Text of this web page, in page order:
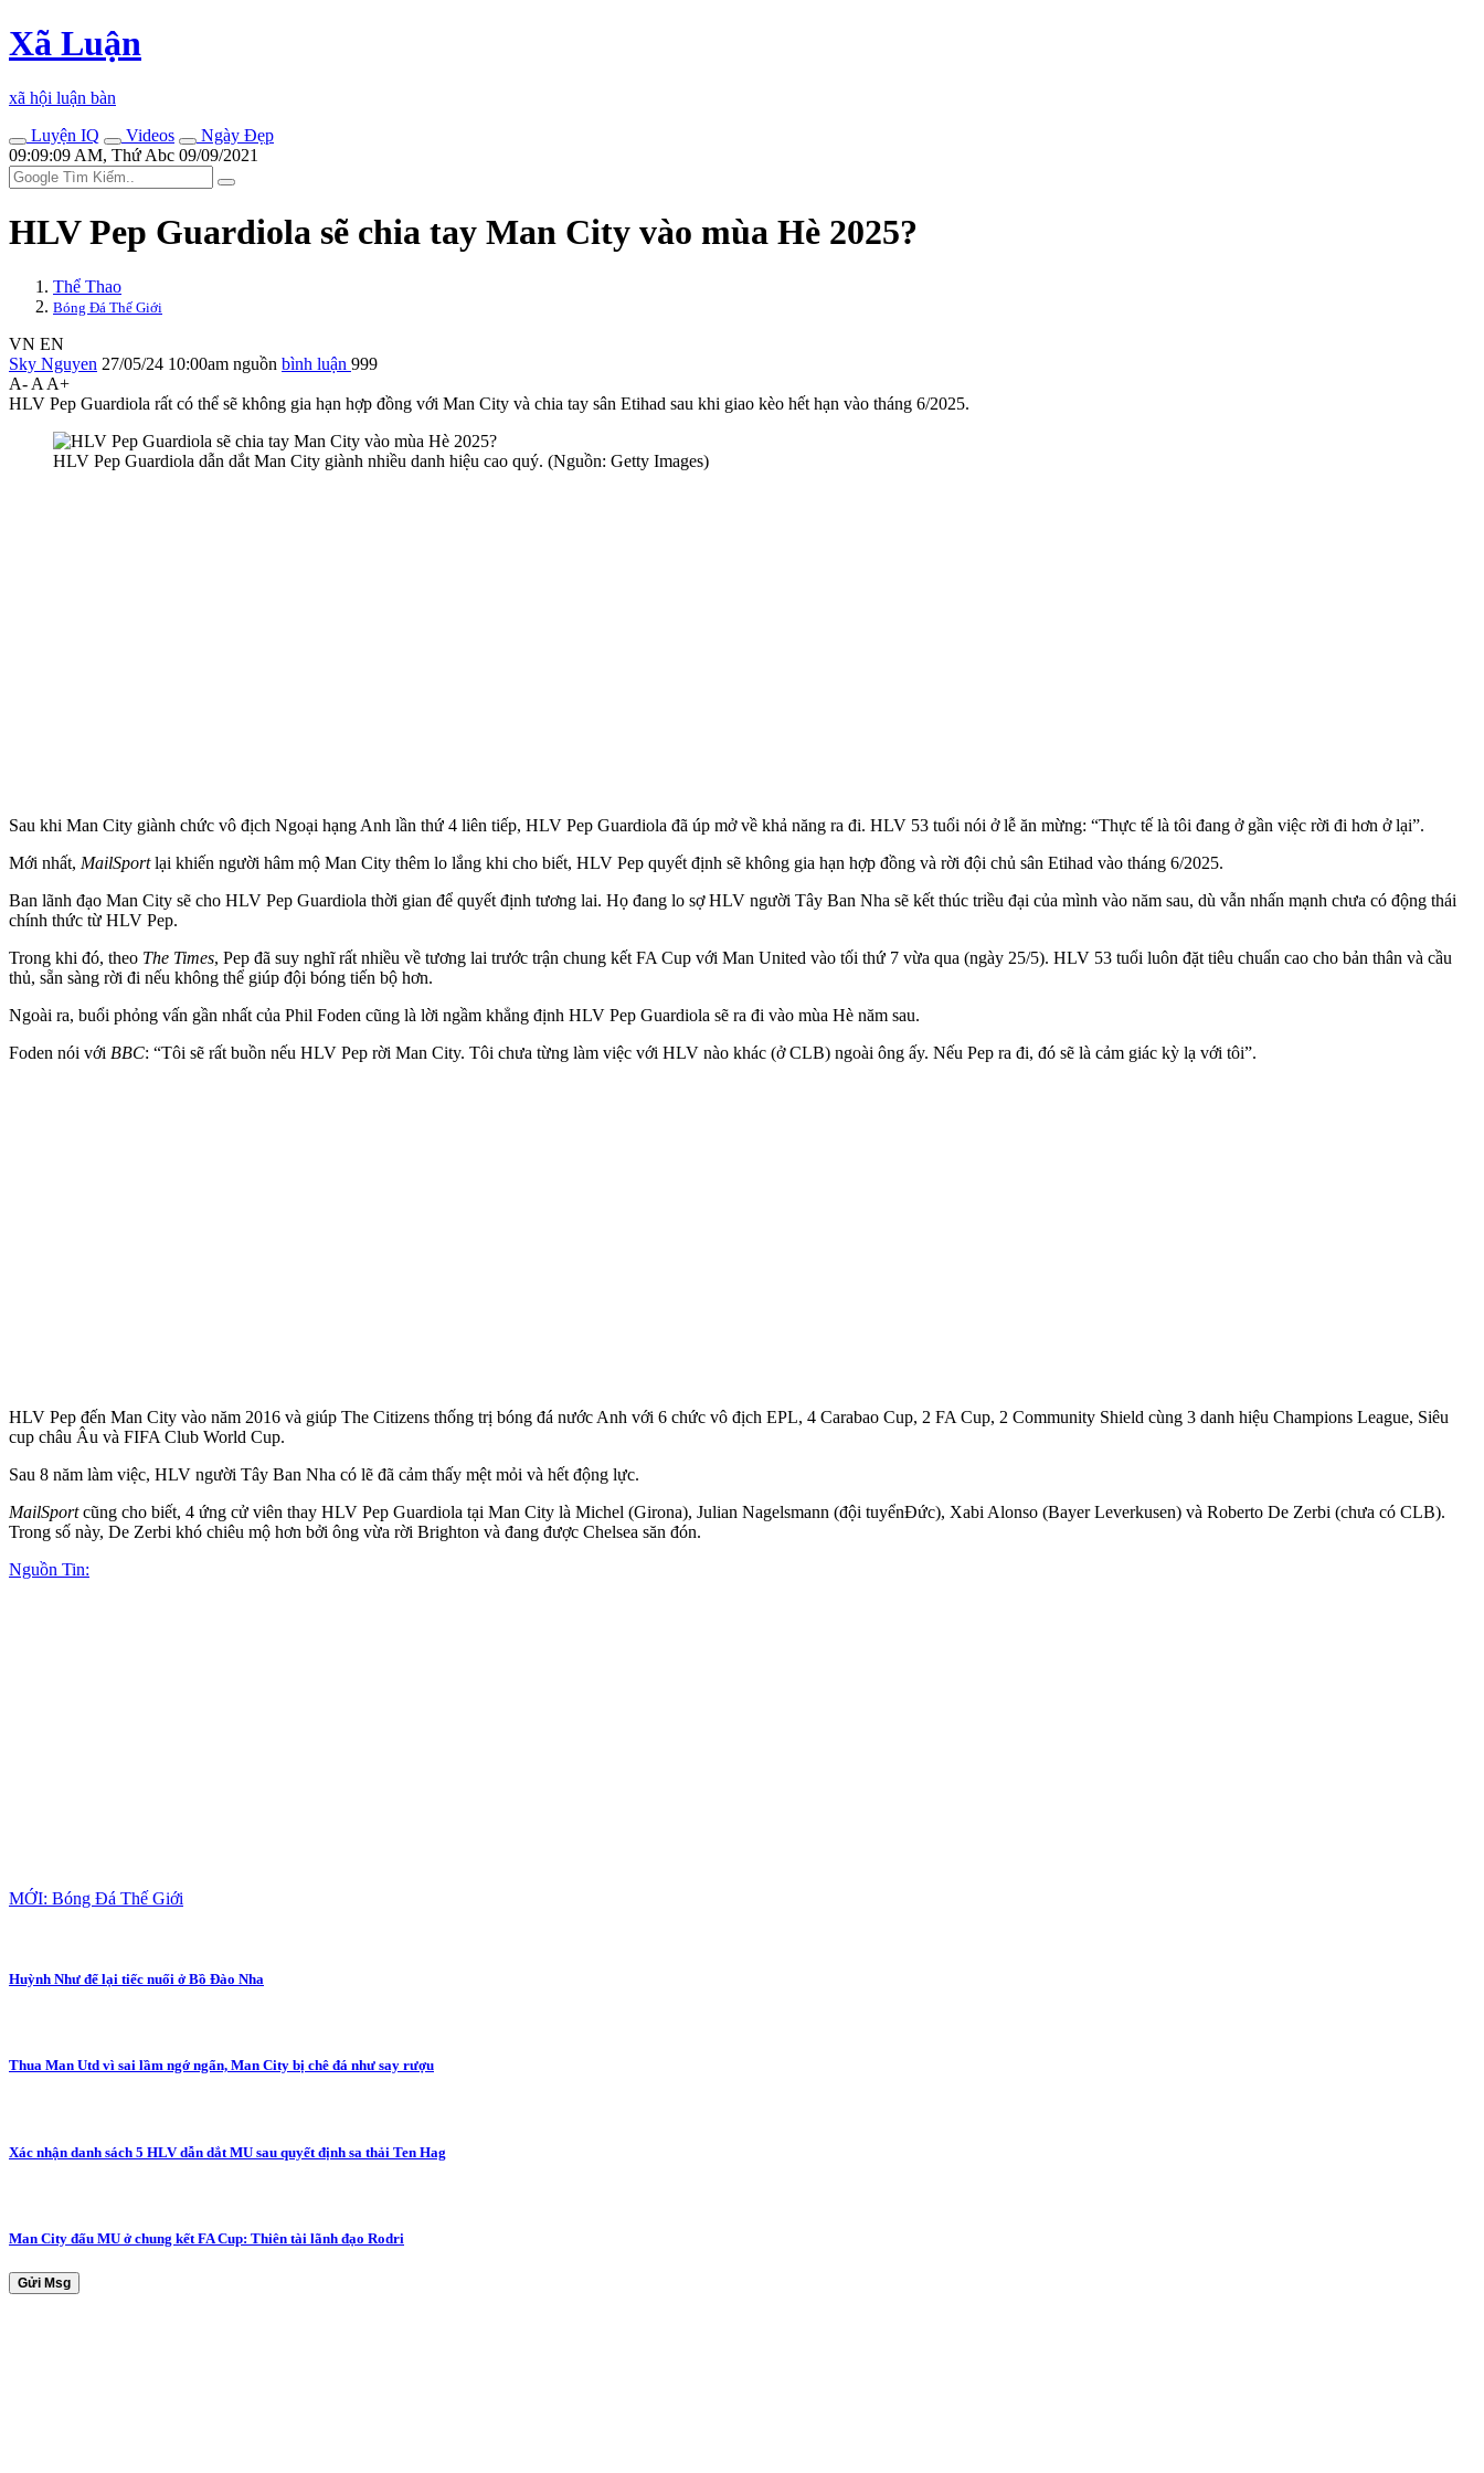
Xã Luận
xã hội luận bàn
Luyện IQ
Videos
Ngày Đẹp
09:09:09 AM, Thứ Abc 09/09/2021
HLV Pep Guardiola sẽ chia tay Man City vào mùa Hè 2025?
Thể Thao
Bóng Đá Thế Giới
VN EN
Sky Nguyen 27/05/24 10:00am nguồn bình luận 999
A- A A+
HLV Pep Guardiola rất có thể sẽ không gia hạn hợp đồng với Man City và chia tay sân Etihad sau khi giao kèo hết hạn vào tháng 6/2025.
HLV Pep Guardiola dẫn dắt Man City giành nhiều danh hiệu cao quý. (Nguồn: Getty Images)
Sau khi Man City giành chức vô địch Ngoại hạng Anh lần thứ 4 liên tiếp, HLV Pep Guardiola đã úp mở về khả năng ra đi. HLV 53 tuổi nói ở lễ ăn mừng: “Thực tế là tôi đang ở gần việc rời đi hơn ở lại”.
Mới nhất, MailSportlại khiến người hâm mộ Man City thêm lo lắng khi cho biết, HLV Pep quyết định sẽ không gia hạn hợp đồng và rời đội chủ sân Etihad vào tháng 6/2025.
Ban lãnh đạo Man City sẽ cho HLV Pep Guardiola thời gian để quyết định tương lai. Họ đang lo sợ HLV người Tây Ban Nha sẽ kết thúc triều đại của mình vào năm sau, dù vẫn nhấn mạnh chưa có động thái
chính thức từ HLV Pep.
Trong khi đó, theo The Times, Pep đã suy nghĩ rất nhiều về tương lai trước trận chung kết FA Cup với Man United vào tối thứ 7 vừa qua (ngày 25/5). HLV 53 tuổi luôn đặt tiêu chuẩn cao cho bản thân và cầu
thủ, sẵn sàng rời đi nếu không thể giúp đội bóng tiến bộ hơn.
Ngoài ra, buổi phỏng vấn gần nhất của Phil Foden cũng là lời ngầm khẳng định HLV Pep Guardiola sẽ ra đi vào mùa Hè năm sau.
Foden nói với BBC: “Tôi sẽ rất buồn nếu HLV Pep rời Man City. Tôi chưa từng làm việc với HLV nào khác (ở CLB) ngoài ông ấy. Nếu Pep ra đi, đó sẽ là cảm giác kỳ lạ với tôi”.
HLV Pep đến Man City vào năm 2016 và giúp The Citizens thống trị bóng đá nước Anh với 6 chức vô địch EPL, 4 Carabao Cup, 2 FA Cup, 2 Community Shield cùng 3 danh hiệu Champions League, Siêu
cup châu Âu và FIFA Club World Cup.
Sau 8 năm làm việc, HLV người Tây Ban Nha có lẽ đã cảm thấy mệt mỏi và hết động lực.
MailSportcũng cho biết, 4 ứng cử viên thay HLV Pep Guardiola tại Man City là Michel (Girona), Julian Nagelsmann (đội tuyểnĐức), Xabi Alonso (Bayer Leverkusen) và Roberto De Zerbi (chưa có CLB).
Trong số này, De Zerbi khó chiêu mộ hơn bởi ông vừa rời Brighton và đang được Chelsea săn đón.
Nguồn Tin:
MỚI: Bóng Đá Thế Giới
Huỳnh Như để lại tiếc nuối ở Bồ Đào Nha
Thua Man Utd vì sai lầm ngớ ngẩn, Man City bị chê đá như say rượu
Xác nhận danh sách 5 HLV dẫn dắt MU sau quyết định sa thải Ten Hag
Man City đấu MU ở chung kết FA Cup: Thiên tài lãnh đạo Rodri
Gửi Msg